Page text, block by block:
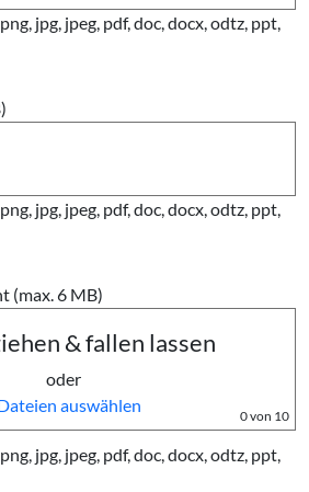
jpg, jpeg, pdf, doc, docx, odtz, ppt,
jpg, jpeg, pdf, doc, docx, odtz, ppt,
(max. 6 MB)
& fallen lassen
oder
auswählen
0von 10
jpg, jpeg, pdf, doc, docx, odtz, ppt,